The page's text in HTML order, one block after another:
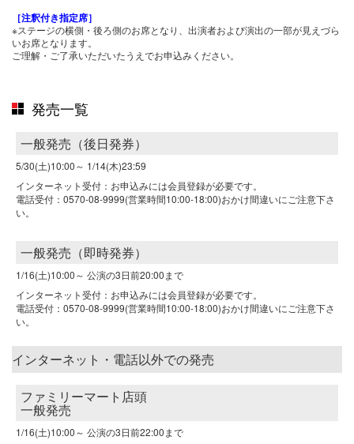
［注釈付き指定席］
※ステージの横側・後ろ側のお席となり、出演者および演出の一部が見えづら
いお席となります。
ご理解・ご了承いただいたうえでお申込みください。
発売一覧
一般発売（後日発券）
5/30(土)10:00～ 1/14(木)23:59
インターネット受付：お申込みには会員登録が必要です。
電話受付：0570-08-9999(営業時間10:00-18:00)おかけ間違いにご注意下さ
い。
一般発売（即時発券）
1/16(土)10:00～ 公演の3日前20:00まで
インターネット受付：お申込みには会員登録が必要です。
電話受付：0570-08-9999(営業時間10:00-18:00)おかけ間違いにご注意下さ
い。
インターネット・電話以外での発売
ファミリーマート店頭
一般発売
1/16(土)10:00～ 公演の3日前22:00まで